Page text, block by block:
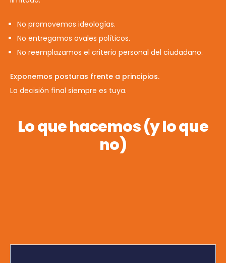
No promovemos ideologías.
No entregamos avales políticos.
No reemplazamos el criterio personal del ciudadano.
Exponemos posturas frente a principios.
La decisión final siempre es tuya.
Lo que hacemos (y lo que
no)